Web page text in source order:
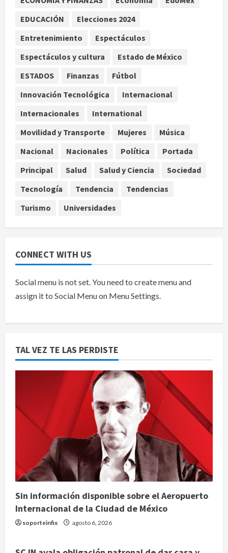
Turista muere ahogado en alberca
de hotel en Acapulco; familiares
personal capacitado
agosto 6, 2026
4
México gana arbitraje contra
más de 219 mdd por bonos de TV
Toluca golea a Seattle Sounders en
agosto 6, 2026
EDUCACIÓN
Elecciones 2024
Entretenimiento
Espectáculos
Espectáculos y cultura
Estado de México
ESTADOS
Finanzas
Fútbol
Innovación Tecnológica
Internacional
Internacionales
International
Movilidad y Transporte
Mujeres
Música
Nacional
Nacionales Política
Portada
Principal
Salud Salud y Ciencia
Sociedad
Tecnología
Tendencia
Tendencias
Turismo
Universidades
CONNECT WITH US
Social menu is not set. You need to create menu and
assign it to Social Menu on Menu Settings.
TAL VEZ TE LAS PERDISTE
Sin información disponible sobre el Aeropuerto
Internacional de la Ciudad de México
soporteinfix agosto 6, 2026